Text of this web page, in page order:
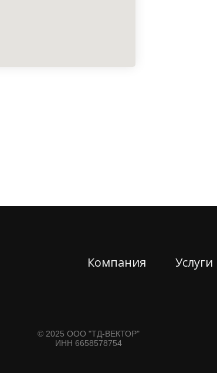
© 2025 ООО "ТД-ВЕКТОР"
ИНН 6658578754
Компания Услуги